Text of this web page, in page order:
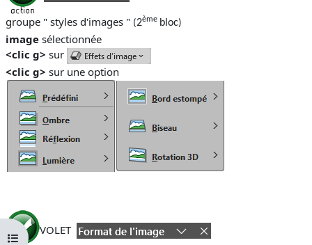
Ouvrir l’index du cours
groupe " styles d'images " (2ème bloc)
image sélectionnée
<clic g> sur
<clic g> sur une option
VOLET